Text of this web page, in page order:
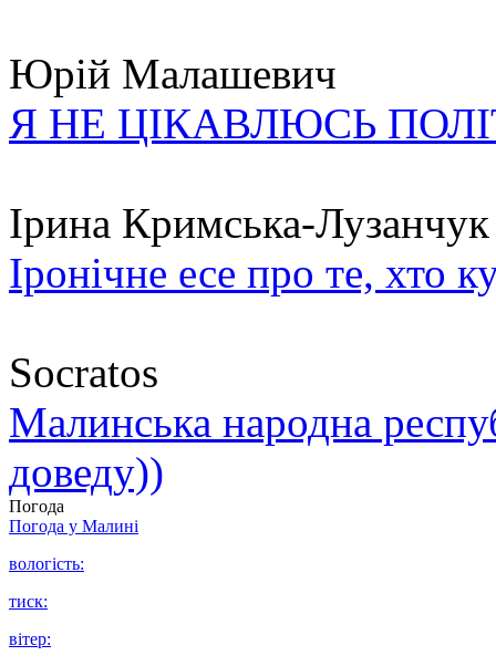
Юрій Малашевич
Я НЕ ЦІКАВЛЮСЬ
Ірина Кримська-Лузанчук
Іронічне есе про те, хто
Socratos
Малинська народна
доведу))
Погода
Погода у Малині
вологість:
тиск:
вітер: